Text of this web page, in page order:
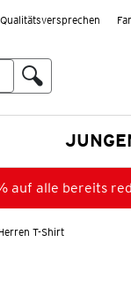
Qualitätsversprechen
auf alle bereits
T-Shirt